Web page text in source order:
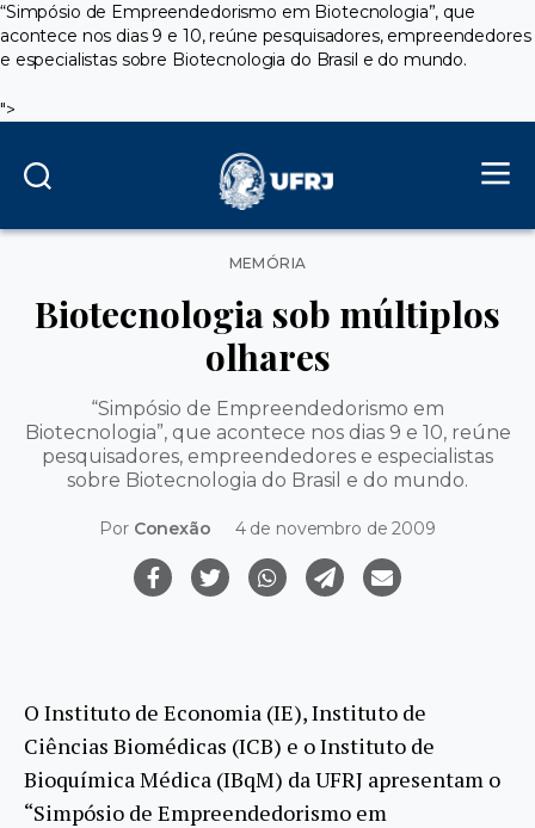
“Simpósio de Empreendedorismo em Biotecnologia”, que
acontece nos dias 9 e 10, reúne pesquisadores, empreendedores
e especialistas sobre Biotecnologia do Brasil e do mundo.
">
Categorias
MEMÓRIA
Biotecnologia sob múltiplos
olhares
“Simpósio de Empreendedorismo em
Biotecnologia”, que acontece nos dias 9 e 10, reúne
pesquisadores, empreendedores e especialistas
sobre Biotecnologia do Brasil e do mundo.
Por Conexão 4 de novembro de 2009
O Instituto de Economia (IE), Instituto de
Ciências Biomédicas (ICB) e o Instituto de
Bioquímica Médica (IBqM) da UFRJ apresentam o
“Simpósio de Empreendedorismo em